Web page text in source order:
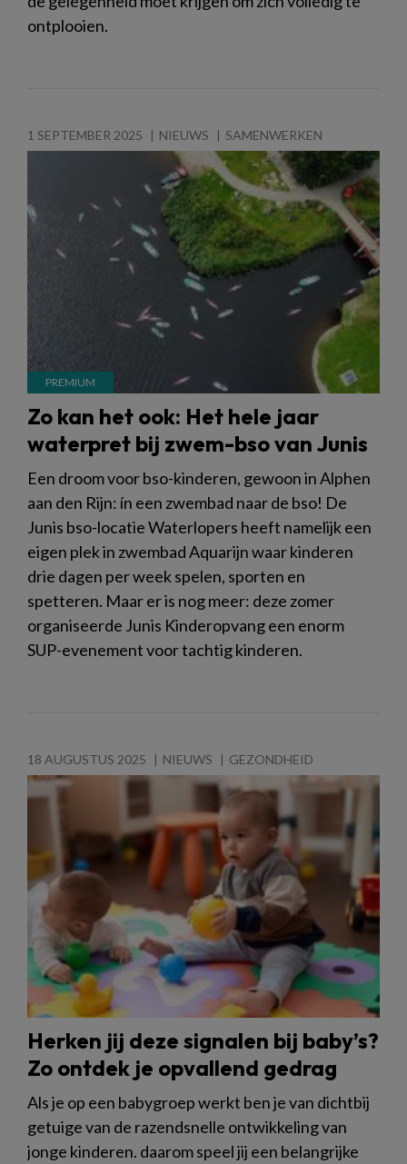
ontplooien.
1 SEPTEMBER 2025 NIEUWS SAMENWERKEN
Zo kan het ook: Het hele jaar
waterpret bij zwem-bso van Junis
Een droom voor bso-kinderen, gewoon in Alphen
aan den Rijn: ín een zwembad naar de bso! De
Junis bso-locatie Waterlopers heeft namelijk een
eigen plek in zwembad Aquarijn waar kinderen
drie dagen per week spelen, sporten en
spetteren. Maar er is nog meer: deze zomer
organiseerde Junis Kinderopvang een enorm
SUP-evenement voor tachtig kinderen.
18 AUGUSTUS 2025 NIEUWS GEZONDHEID
Herken jij deze signalen bij baby’s?
Zo ontdek je opvallend gedrag
Als je op een babygroep werkt ben je van dichtbij
getuige van de razendsnelle ontwikkeling van
jonge kinderen. daarom speel jij een belangrijke